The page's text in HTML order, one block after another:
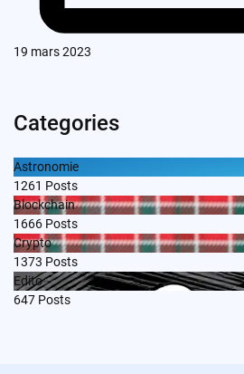
19 mars 2023
Categories
Astronomie
1261 Posts
Blockchain
1666 Posts
Crypto
1373 Posts
Edito
647 Posts